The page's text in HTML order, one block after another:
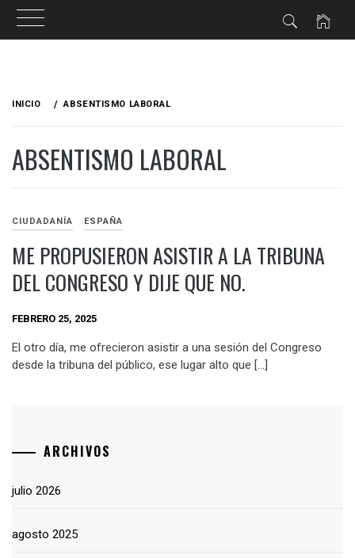
INICIO ABSENTISMO LABORAL
ABSENTISMO LABORAL
CIUDADANÍA ESPAÑA
ME PROPUSIERON ASISTIR A LA TRIBUNA
DEL CONGRESO Y DIJE QUE NO.
FEBRERO 25, 2025
El otro día, me ofrecieron asistir a una sesión del Congreso
desde la tribuna del público, ese lugar alto que […]
ARCHIVOS
julio 2026
agosto 2025